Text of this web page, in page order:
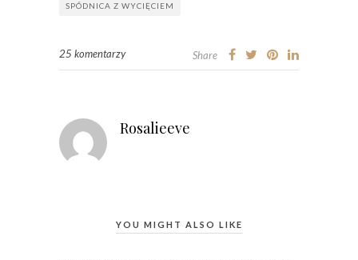
SPÓDNICA Z WYCIĘCIEM
25 komentarzy Share
Rosalieeve
YOU MIGHT ALSO LIKE